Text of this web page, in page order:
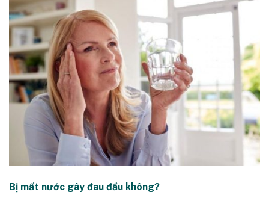
Bị mất nước gây đau đầu không?